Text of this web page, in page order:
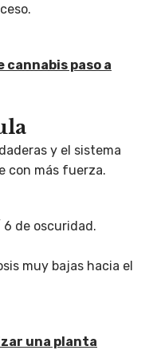
cannabis paso a
y el sistema
con más fuerza.
de oscuridad.
muy bajas hacia el
una planta